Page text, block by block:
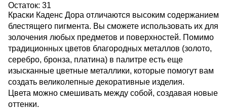
Остаток: 31
Краски Каденс Дора отличаются высоким содержанием
блестящего пигмента. Вы сможете использовать их для
золочения любых предметов и поверхностей. Помимо
традиционных цветов благородных металлов (золото,
серебро, бронза, платина) в палитре есть еще
изысканные цветные металлики, которые помогут вам
создать великолепные декоративные изделия.
Цвета можно смешивать между собой, создавая новые
оттенки.